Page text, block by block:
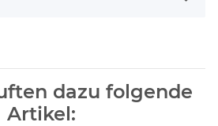
dazu folgende
Artikel: